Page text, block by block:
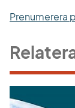
Prenumerera